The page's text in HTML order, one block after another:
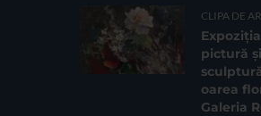
CLIPA DE
pictură și
oarea
Galeria